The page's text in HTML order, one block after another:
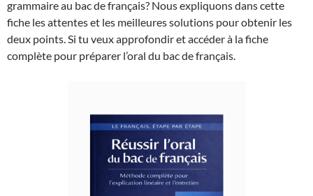
grammaire au bac de français? Nous expliquons dans cette
fiche les attentes et les meilleures solutions pour obtenir les
deux points. Si tu veux approfondir et accéder à la fiche
complète pour préparer l’oral du bac de français.